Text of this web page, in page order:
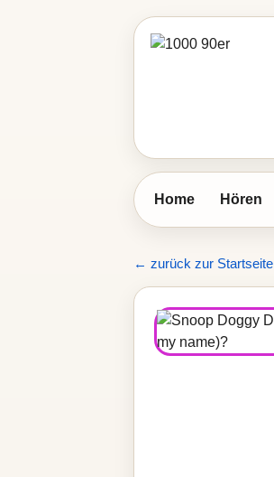
Home Hören
← zurück zur Startseite